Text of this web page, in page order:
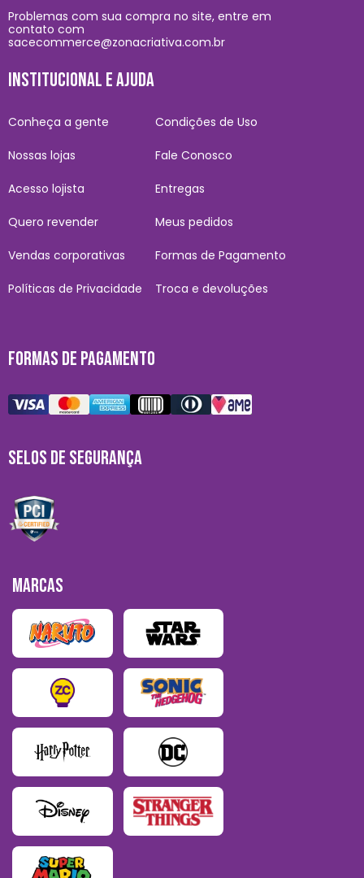
Problemas com sua compra no site, entre em
contato com
sacecommerce@zonacriativa.com.br
INSTITUCIONAL E AJUDA
Conheça a gente
Nossas lojas
Acesso lojista
Quero revender
Vendas corporativas
Políticas de Privacidade
Condições de Uso
Fale Conosco
Entregas
Meus pedidos
Formas de Pagamento
Troca e devoluções
FORMAS DE PAGAMENTO
SELOS DE SEGURANÇA
MARCAS